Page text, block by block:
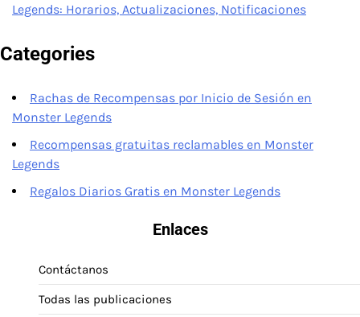
Legends: Horarios, Actualizaciones, Notificaciones
Categories
Rachas de Recompensas por Inicio de Sesión en
Monster Legends
Recompensas gratuitas reclamables en Monster
Legends
Regalos Diarios Gratis en Monster Legends
Enlaces
Contáctanos
Todas las publicaciones